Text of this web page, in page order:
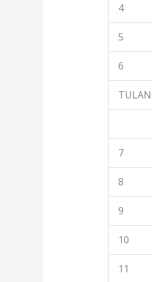
4
5
6
7
8
9
10
11